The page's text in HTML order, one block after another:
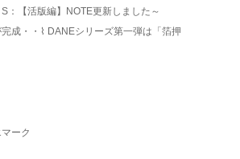
：【活版編】NOTE更新しました～
成・・⌇ DANEシリーズ第一弾は「箔押
ーク